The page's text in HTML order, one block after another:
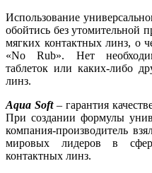
Использование
обойтись без утомительной
мягких контактных линз, о
«No Rub». Нет
таблеток или каких-либо
линз.
Aqua Soft– гарантия
При создании формулы
компания-производитель
мировых лидеров в
контактных линз.